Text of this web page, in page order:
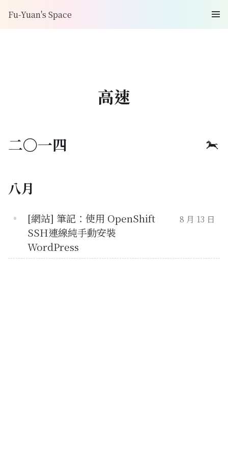
Fu-Yuan's Space
高速
二〇一四
八月
[網站] 筆記：使用 OpenShift
SSH連線純手動安裝
WordPress
8 月 13 日